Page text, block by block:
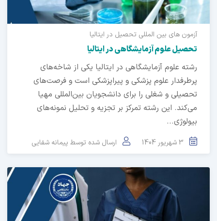
آزمون های بین المللیتحصیل در ایتالیا
تحصیل علوم آزمایشگاهی در ایتالیا
رشته علوم آزمایشگاهی در ایتالیا یکی از شاخه‌های
پرطرفدار علوم پزشکی و پیراپزشکی است و فرصت‌های
تحصیلی و شغلی را برای دانشجویان بین‌المللی مهیا
می‌کند. این رشته تمرکز بر تجزیه و تحلیل نمونه‌های
بیولوژی...
3 شهریور 1404 ارسال شده توسطپیمانه شفایی